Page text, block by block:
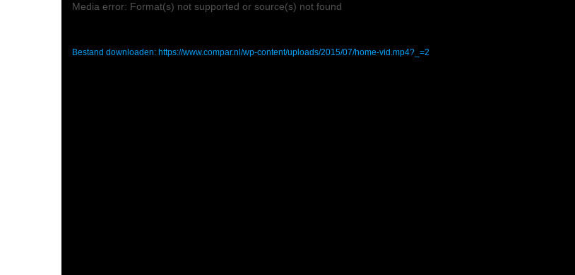
Media error: Format(s) not supported or source(s) not found
Bestand downloaden: https://www.compar.nl/wp-content/uploads/2015/07/home-vid.mp4?_=2